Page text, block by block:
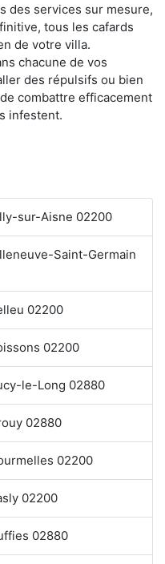
des services sur mesure,
tous les cafards
de votre villa.
chacune de vos
des répulsifs ou bien
combattre efficacement
infestent.
sur-Aisne 02200
Saint-Germain
02200
02200
le-Long 02880
02880
02200
02200
02880